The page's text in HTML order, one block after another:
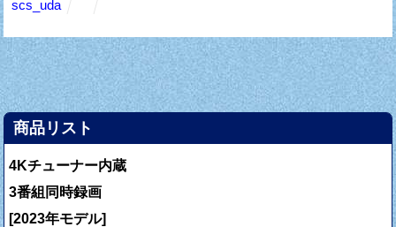
scs_uda
商品リスト
4Kチューナー内蔵
3番組同時録画
[2023年モデル]